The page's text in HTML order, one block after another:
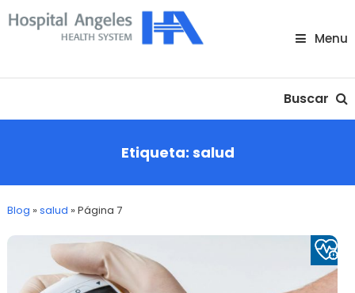
Skip
To
Menu
Buscar
Etiqueta: salud
Blog »salud »Página 7